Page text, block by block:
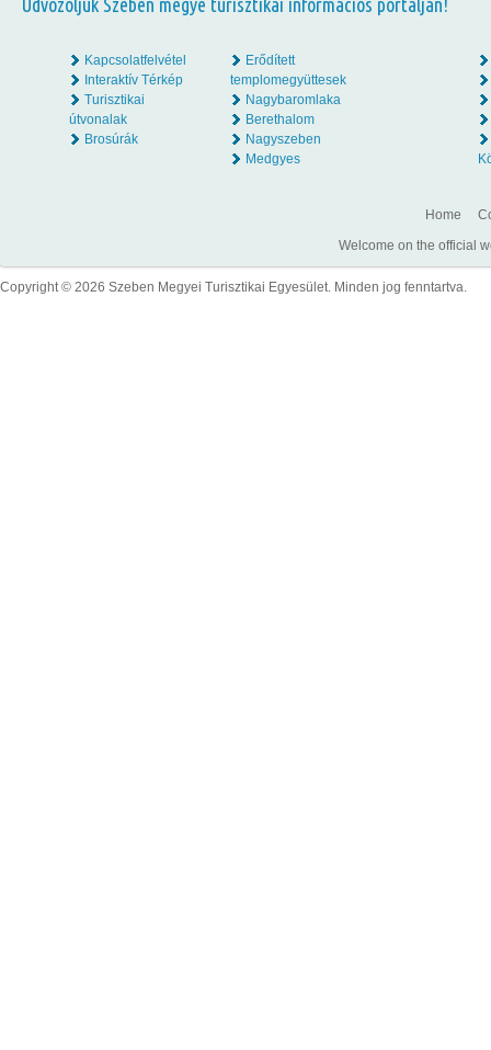
Kapcsolatfelvétel
Interaktív Térkép
Turisztikai
útvonalak
Brosúrák
Erődített
templomegyüttesek
Nagybaromlaka
Berethalom
Nagyszeben
Medgyes
Home
Welcome on the official
Copyright © 2026 Szeben Megyei Turisztikai Egyesület. Minden jog fenntartva.